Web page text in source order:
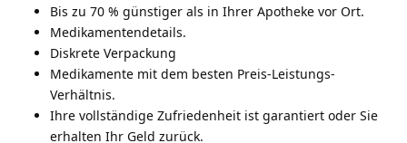
Bis zu 70 % günstiger als in Ihrer Apotheke vor Ort.
Medikamentendetails.
Diskrete Verpackung
Medikamente mit dem besten Preis-Leistungs-
Verhältnis.
Ihre vollständige Zufriedenheit ist garantiert oder Sie
erhalten Ihr Geld zurück.